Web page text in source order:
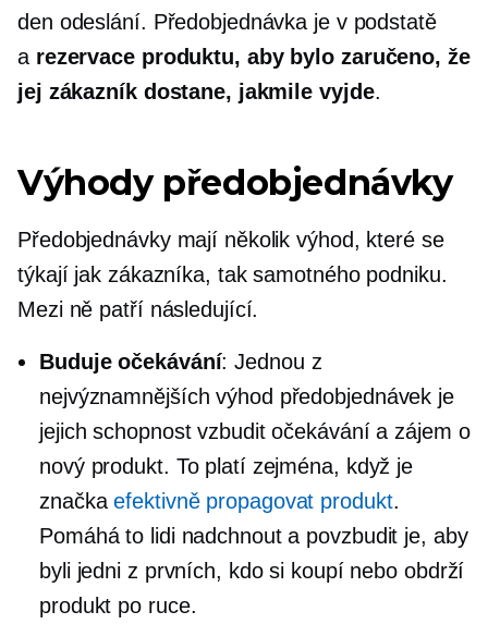
den odeslání. Předobjednávka je v podstatě
a rezervace produktu, aby bylo zaručeno, že
jej zákazník dostane, jakmile vyjde.
Výhody předobjednávky
Předobjednávky mají několik výhod, které se
týkají jak zákazníka, tak samotného podniku.
Mezi ně patří následující.
Buduje očekávání: Jednou z
nejvýznamnějších výhod předobjednávek je
jejich schopnost vzbudit očekávání a zájem o
nový produkt. To platí zejména, když je
značkaefektivně propagovat produkt.
Pomáhá to lidi nadchnout a povzbudit je, aby
byli jedni z prvních, kdo si koupí nebo obdrží
produkt po ruce.